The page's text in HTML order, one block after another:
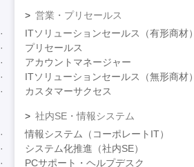
営業・プリセールス
ITソリューションセールス（有形商材）
プリセールス
アカウントマネージャー
ITソリューションセールス（無形商材）
カスタマーサクセス
社内SE・情報システム
情報システム（コーポレートIT）
システム化推進（社内SE）
PCサポート・ヘルプデスク